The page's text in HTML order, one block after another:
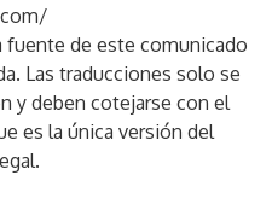
de este comunicado
Las traducciones solo se
y deben cotejarse con el
es la única versión del